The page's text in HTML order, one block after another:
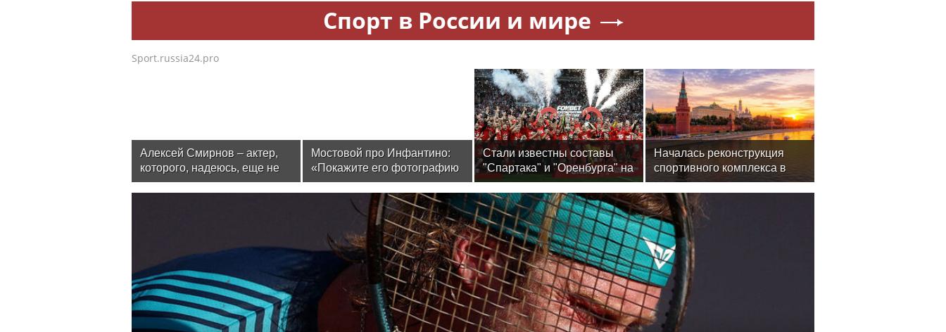
Спорт в России и мире
Sport.russia24.pro
Алексей Смирнов – актер,
которого, надеюсь, еще не
забыли
Мостовой про Инфантино:
«Покажите его фотографию
на улицах Москвы до ЧМ! 48
из 50 человек скажут, что не
знают, кто это. Спросите у
футбольных людей – кто
был до Джанни? Я не
помню»
Стали известны составы
"Спартака" и "Оренбурга" на
матч Кубка России
Началась реконструкция
спортивного комплекса в
Крылатском